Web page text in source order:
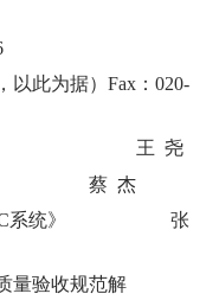
以此为据）Fax：020-
知识》
王 尧
》
蔡 杰
系统》
张
量验收规范解